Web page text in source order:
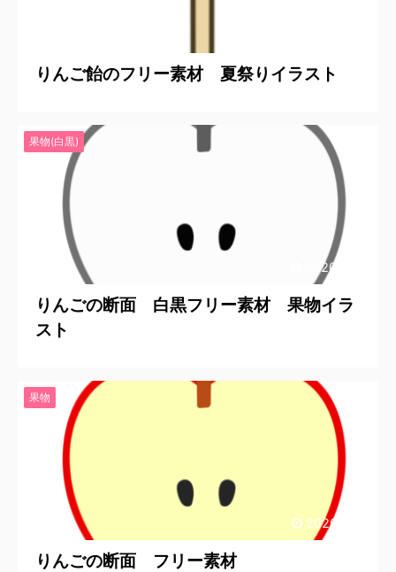
りんご飴のフリー素材 夏祭りイラスト
2020/9/18
果物(白黒)
りんごの断面 白黒フリー素材 果物イラ
スト
2020/9/17
果物
りんごの断面 フリー素材